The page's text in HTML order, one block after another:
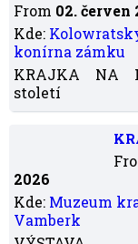
From 02. červen
Kde:
konírna zámku
KRAJKA NA
století
2026
Kde: Muzeum
Vamberk